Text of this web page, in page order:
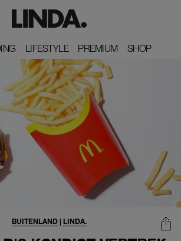
LIFESTYLE
LIFESTYLE PREMIUM
PREMIUM SHOP
SHOP
BUITENLAND| LINDA.